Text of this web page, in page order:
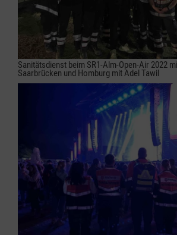
Sanitätsdienst beim SR1-Alm-Open-Air 2022
Saarbrücken und Homburg mit Adel Tawil